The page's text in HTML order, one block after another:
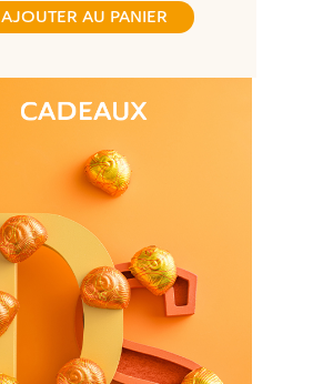
AJOUTER AU PANIER